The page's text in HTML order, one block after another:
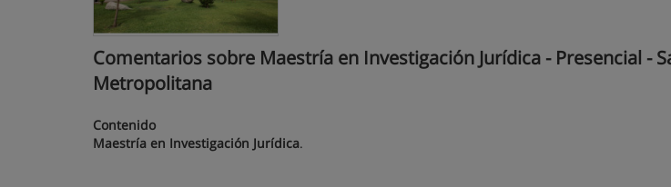
Comentarios sobre Maestría en Investigación Jurídica - Presencial -
Metropolitana
Contenido
Maestría en Investigación Jurídica.